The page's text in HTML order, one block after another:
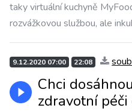
taky virtuální kuchyně
rozvážkovou službou, ale
9.12.2020 07:00 22:08
Chci
zdravotní